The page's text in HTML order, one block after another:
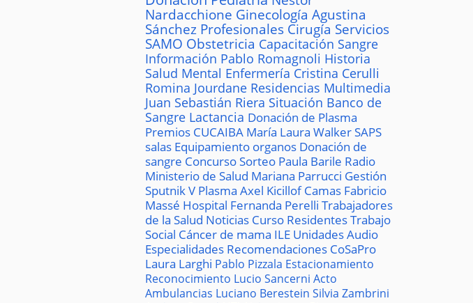
Nardacchione Ginecología Agustina
Sánchez Profesionales Cirugía Servicios
SAMO Obstetricia Capacitación Sangre
Información Pablo Romagnoli Historia
Salud Mental Enfermería Cristina Cerulli
Romina Jourdane Residencias Multimedia
Juan Sebastián Riera Situación Banco de
Sangre Lactancia Donación de Plasma
Premios CUCAIBA María Laura WalkerSAPS
salas Equipamiento organos Donación de
sangre ConcursoSorteo Paula Barile Radio
Ministerio de Salud Mariana Parrucci Gestión
Sputnik V Plasma Axel KicillofCamas Fabricio
Massé Hospital Fernanda Perelli Trabajadores
de la Salud Noticias Curso ResidentesTrabajo
Social Cáncer de mama ILE UnidadesAudio
Especialidades Recomendaciones CoSaPro
Laura Larghi Pablo Pizzala Estacionamiento
Reconocimiento Lucio Sancerni Acto
Ambulancias Luciano Berestein Silvia Zambrini